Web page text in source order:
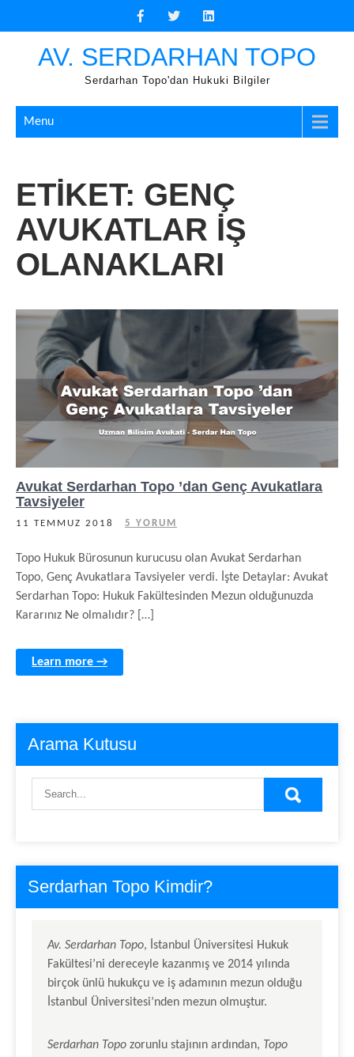
AV. SERDARHAN TOPO
Serdarhan Topo'dan Hukuki Bilgiler
Menu
ETIKET: GENÇ
AVUKATLAR IŞ
OLANAKLARI
Avukat Serdarhan Topo ’dan Genç Avukatlara
Tavsiyeler
11 TEMMUZ 2018 5 YORUM
Topo Hukuk Bürosunun kurucusu olan Avukat Serdarhan
Topo, Genç Avukatlara Tavsiyeler verdi. İşte Detaylar: Avukat
Serdarhan Topo: Hukuk Fakültesinden Mezun olduğunuzda
Kararınız Ne olmalıdır? […]
Learn more →
Arama Kutusu
Serdarhan Topo Kimdir?
Av. Serdarhan Topo, İstanbul Üniversitesi Hukuk
Fakültesi’ni dereceyle kazanmış ve 2014 yılında
birçok ünlü hukukçu ve iş adamının mezun olduğu
İstanbul Üniversitesi’nden mezun olmuştur.
Serdarhan Topo zorunlu stajının ardından, Topo